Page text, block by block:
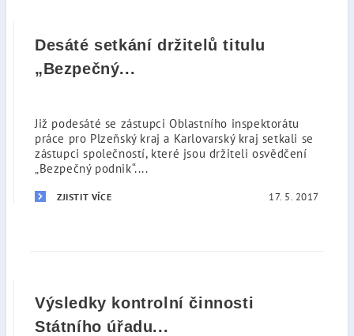
Desáté setkání držitelů titulu
„Bezpečný...
Již podesáté se zástupci Oblastního inspektorátu
práce pro Plzeňský kraj a Karlovarský kraj setkali se
zástupci společností, které jsou držiteli osvědčení
„Bezpečný podnik“....
ZJISTIT VÍCE 17. 5. 2017
Výsledky kontrolní činnosti
Státního úřadu...